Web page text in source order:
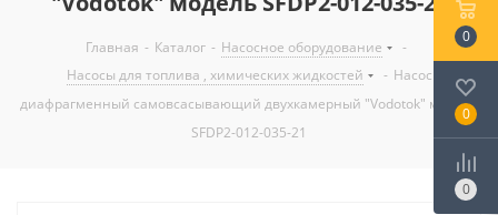
Главная - Каталог - Насосное оборудование
-
Насосы для топлива , химических жидкостей
- Насос
диафрагменный самовсасывающий двухкамерный "Vodotok" модель
SFDP2-012-035-21
0
0
0